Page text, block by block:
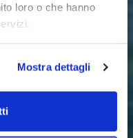
loro o che hanno
Mostra dettagli